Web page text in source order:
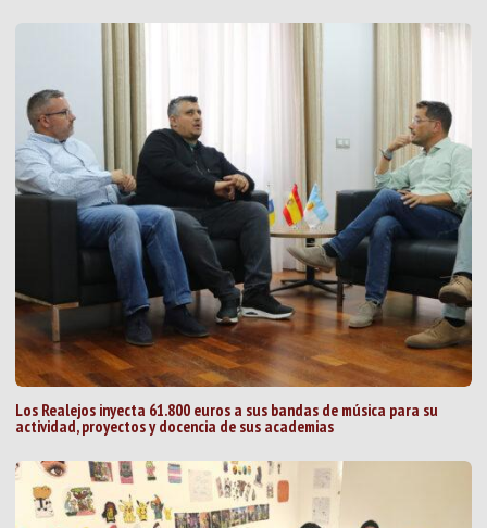
Los Realejos inyecta 61.800 euros a sus bandas de música para su
actividad, proyectos y docencia de sus academias